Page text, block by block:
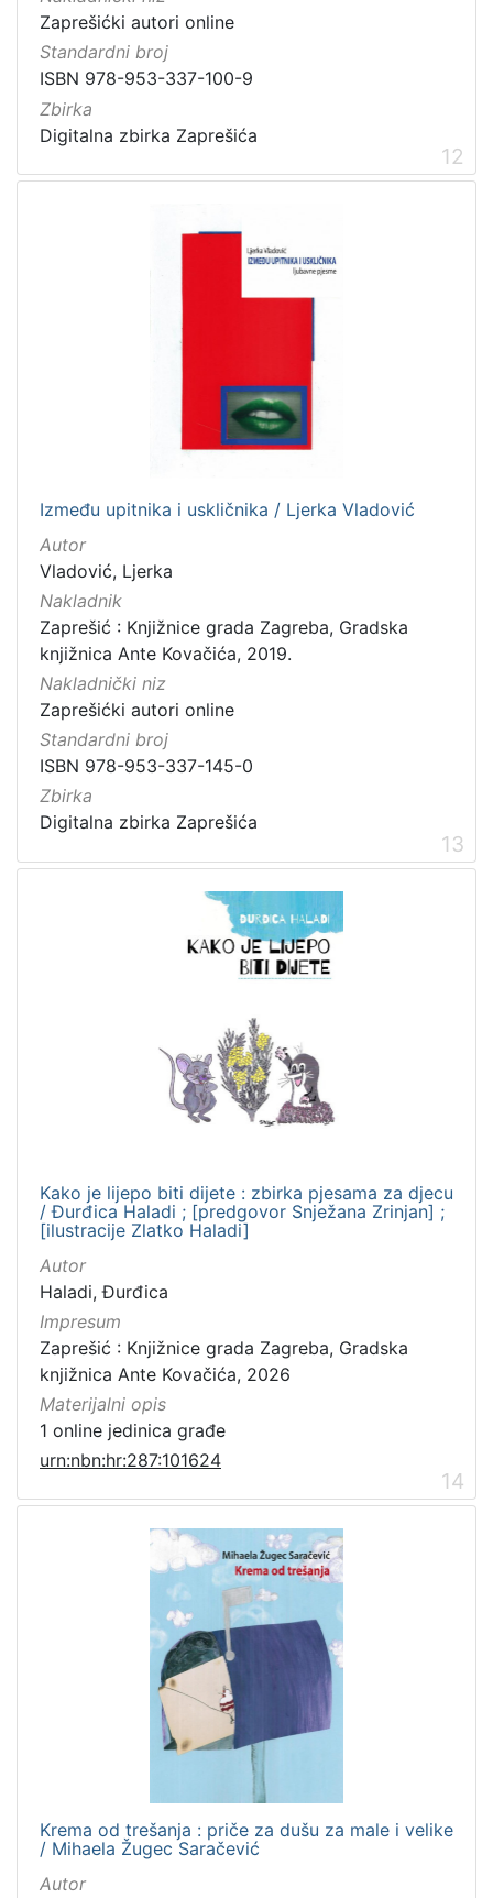
Zaprešićki autori online
Standardni broj
ISBN 978-953-337-100-9
Zbirka
Digitalna zbirka Zaprešića
12
Između upitnika i uskličnika / Ljerka Vladović
Autor
Vladović, Ljerka
Nakladnik
Zaprešić : Knjižnice grada Zagreba, Gradska
knjižnica Ante Kovačića, 2019.
Nakladnički niz
Zaprešićki autori online
Standardni broj
ISBN 978-953-337-145-0
Zbirka
Digitalna zbirka Zaprešića
13
Kako je lijepo biti dijete : zbirka pjesama za djecu
/ Đurđica Haladi ; [predgovor Snježana Zrinjan] ;
[ilustracije Zlatko Haladi]
Autor
Haladi, Đurđica
Impresum
Zaprešić : Knjižnice grada Zagreba, Gradska
knjižnica Ante Kovačića, 2026
Materijalni opis
1 online jedinica građe
urn:nbn:hr:287:101624
14
Krema od trešanja : priče za dušu za male i velike
/ Mihaela Žugec Saračević
Autor